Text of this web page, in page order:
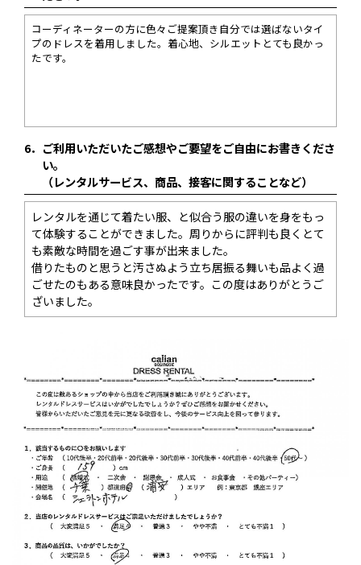
コーディネーターの方に色々ご提案頂き自分では選ばないタイ
プのドレスを着用しました。着心地、シルエットとても良かっ
たです。
6． ご利用いただいたご感想やご要望をご自由にお書きくださ
い。
（レンタルサービス、商品、接客に関することなど）
レンタルを通じて着たい服、と似合う服の違いを身をもっ
て体験することができました。周りからに評判も良くとて
も素敵な時間を過ごす事が出来ました。
借りたものと思うと汚さぬよう立ち居振る舞いも品よく過
ごせたのもある意味良かったです。この度はありがとうご
ざいました。